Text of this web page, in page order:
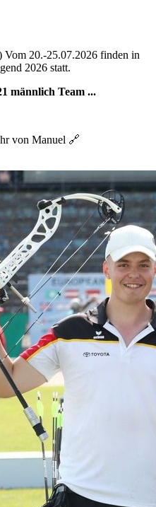
Vom 20.-25.07.2026 finden in
2026 statt.
männlich Team ...
von Manuel 🔗